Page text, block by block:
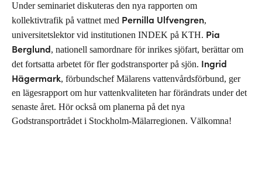
Under seminariet diskuteras den nya rapporten om
kollektivtrafik på vattnet med Pernilla Ulfvengren,
universitetslektor vid institutionen INDEK på KTH. Pia
Berglund, nationell samordnare för inrikes sjöfart, berättar om
det fortsatta arbetet för fler godstransporter på sjön. Ingrid
Hägermark, förbundschef Mälarens vattenvårdsförbund, ger
en lägesrapport om hur vattenkvaliteten har förändrats under det
senaste året. Hör också om planerna på det nya
Godstransportrådet i Stockholm-Mälarregionen. Välkomna!